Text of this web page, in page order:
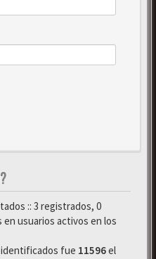
:: 3 registrados, 0
usuarios activos en los
identificados fue 11596el